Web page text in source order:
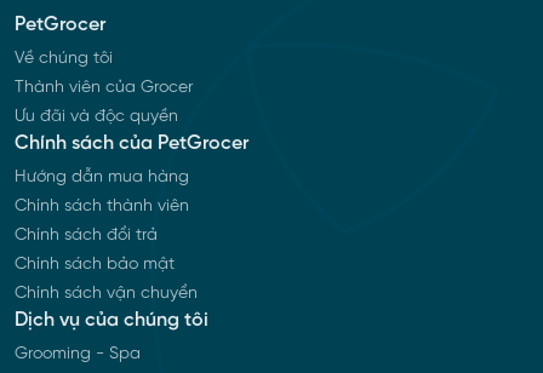
PetGrocer
Về chúng tôi
Thành viên của Grocer
Ưu đãi và độc quyền
Chính sách của PetGrocer
Hướng dẫn mua hàng
Chính sách thành viên
Chính sách đổi trả
Chính sách bảo mật
Chính sách vận chuyển
Dịch vụ của chúng tôi
Grooming - Spa